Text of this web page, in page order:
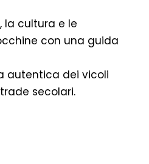
la cultura e le
con una guida
autentica dei vicoli
secolari.